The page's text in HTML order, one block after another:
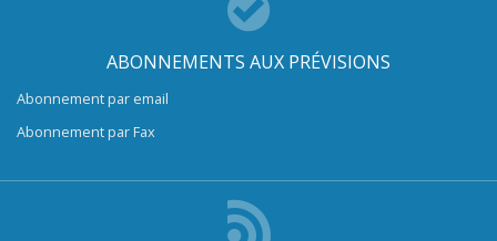
ABONNEMENTS AUX PRÉVISIONS
Abonnement par email
Abonnement par Fax